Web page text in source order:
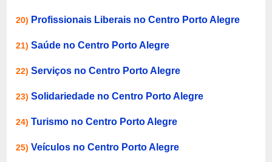
20) Profissionais Liberais no Centro Porto Alegre
21)Saúde no Centro Porto Alegre
22)Serviços no Centro Porto Alegre
23)Solidariedade no Centro Porto Alegre
24)Turismo no Centro Porto Alegre
25)Veículos no Centro Porto Alegre